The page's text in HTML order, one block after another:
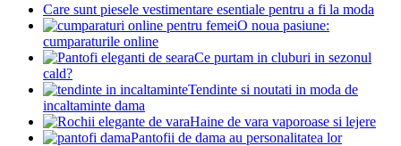
Care sunt piesele vestimentare esentiale pentru a fi la moda
O noua pasiune:
cumparaturile online
Ce purtam in cluburi in sezonul
cald?
Tendinte si noutati in moda de
incaltaminte dama
Haine de vara vaporoase si lejere
Pantofii de dama au personalitatea lor